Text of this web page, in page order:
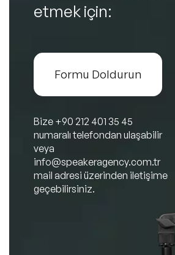
etmek için:
Formu Doldurun
Bize +90 212 401 35 45
numaralı telefondan ulaşabilir
veya
info@speakeragency.com.tr
mail adresi üzerinden iletişime
geçebilirsiniz.